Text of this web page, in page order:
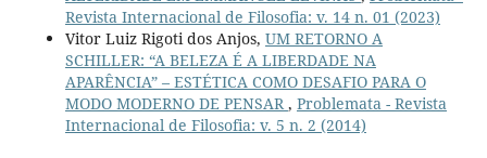
Revista Internacional de Filosofia: v. 14 n. 01 (2023)
Vitor Luiz Rigoti dos Anjos, UM RETORNO A
SCHILLER: “A BELEZA É A LIBERDADE NA
APARÊNCIA” – ESTÉTICA COMO DESAFIO PARA O
MODO MODERNO DE PENSAR , Problemata - Revista
Internacional de Filosofia: v. 5 n. 2 (2014)